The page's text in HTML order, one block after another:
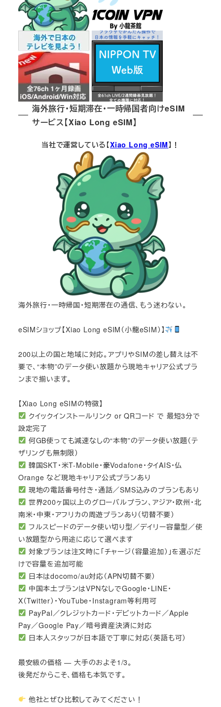
海外旅行・短期滞在・一時帰国者向けeSIM
サービス【Xiao Long eSIM】
当社で運営している【Xiao Long eSIM】！
海外旅行・一時帰国・短期滞在の通信、もう迷わない。
eSIMショップ【Xiao Long eSIM（小龍eSIM）】
200以上の国と地域に対応。アプリやSIMの差し替えは不
要で、“本物”のデータ使い放題から現地キャリア公式プラ
ンまで揃います。
【Xiao Long eSIMの特徴】
クイックインストールリンク or QRコード で 最短3分で
設定完了
何GB使っても減速なしの“本物”のデータ使い放題（テ
ザリングも無制限）
韓国SKT・米T-Mobile・豪Vodafone・タイAIS・仏
Orange など現地キャリア公式プランあり
現地の電話番号付き・通話／SMS込みのプランもあり
世界200ヶ国以上のグローバルプラン、アジア・欧州・北
南米・中東・アフリカの周遊プランあり（切替不要）
フルスピードのデータ使い切り型／デイリー容量型／使
い放題型から用途に応じて選べます
対象プランは注文時に「チャージ（容量追加）」を選ぶだ
けで容量を追加可能
日本はdocomo/au対応（APN切替不要）
中国本土プランはVPNなしでGoogle・LINE・
X（Twitter）・YouTube・Instagram等利用可
PayPal／クレジットカード・デビットカード／Apple
Pay／Google Pay／暗号資産決済に対応
日本人スタッフが日本語で丁寧に対応（英語も可）
最安級の価格 — 大手のおよそ1/3。
後発だからこそ、価格も本気です。
他社とぜひ比較してみてください！